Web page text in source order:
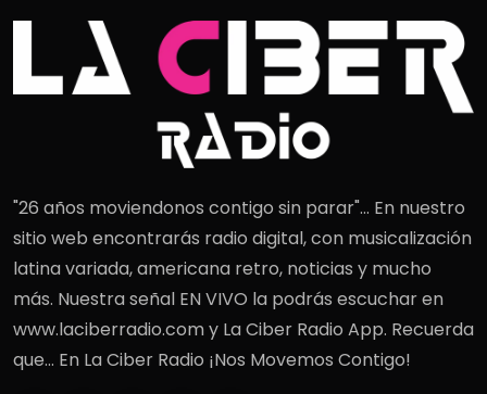
"26 años moviendonos contigo sin parar"... En nuestro
sitio web encontrarás radio digital, con musicalización
latina variada, americana retro, noticias y mucho
más. Nuestra señal EN VIVO la podrás escuchar en
www.laciberradio.com y La Ciber Radio App. Recuerda
que... En La Ciber Radio ¡Nos Movemos Contigo!